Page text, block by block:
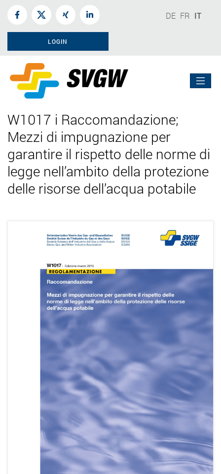
DE FR IT
LOGIN
W1017 i Raccomandazione;
Mezzi di impugnazione per
garantire il rispetto delle norme di
legge nell’ambito della protezione
delle risorse dell’acqua potabile